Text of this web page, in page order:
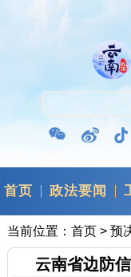
首页 政法要闻
当前位置： 首页> 预
云南省边防